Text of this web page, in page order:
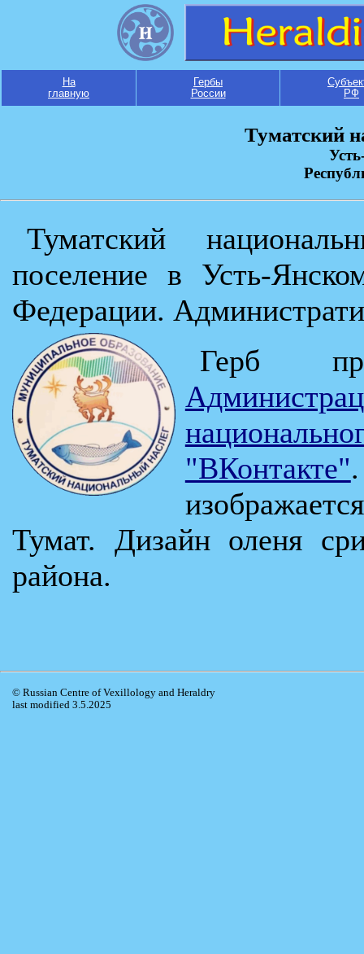
На
главную
Гербы
России
РФ
Туматский
Туматский
поселение в Усть-
Федерации.
Герб
"ВКонтакте"
Тумат. Дизайн оленя
района.
© Russian Centre of Vexillology and Heraldry
last modified 3.5.2025